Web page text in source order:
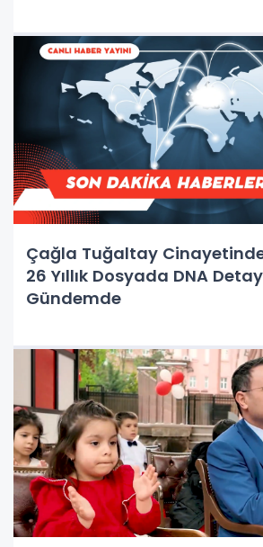
Çağla Tuğaltay
26 Yıllık Dosyada DNA
Gündemde